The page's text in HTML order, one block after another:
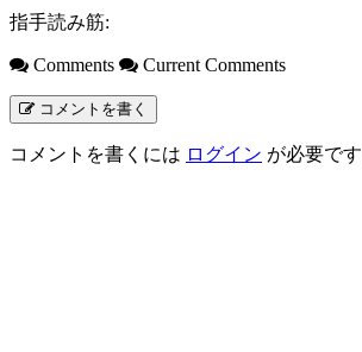
指手読み筋:
Comments Current Comments
コメントを書く
コメントを書くには ログイン が必要です